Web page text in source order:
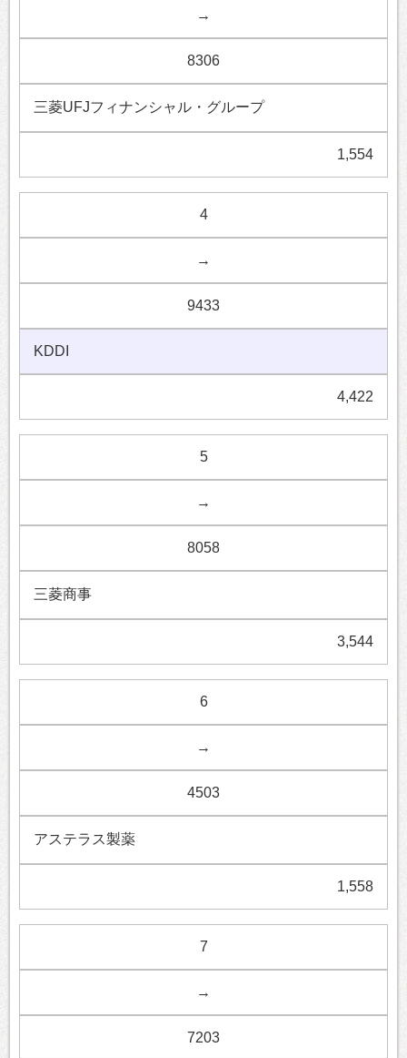
→
8306
三菱UFJフィナンシャル・グループ
1,554
4
→
9433
KDDI
4,422
5
→
8058
三菱商事
3,544
6
→
4503
アステラス製薬
1,558
7
→
7203